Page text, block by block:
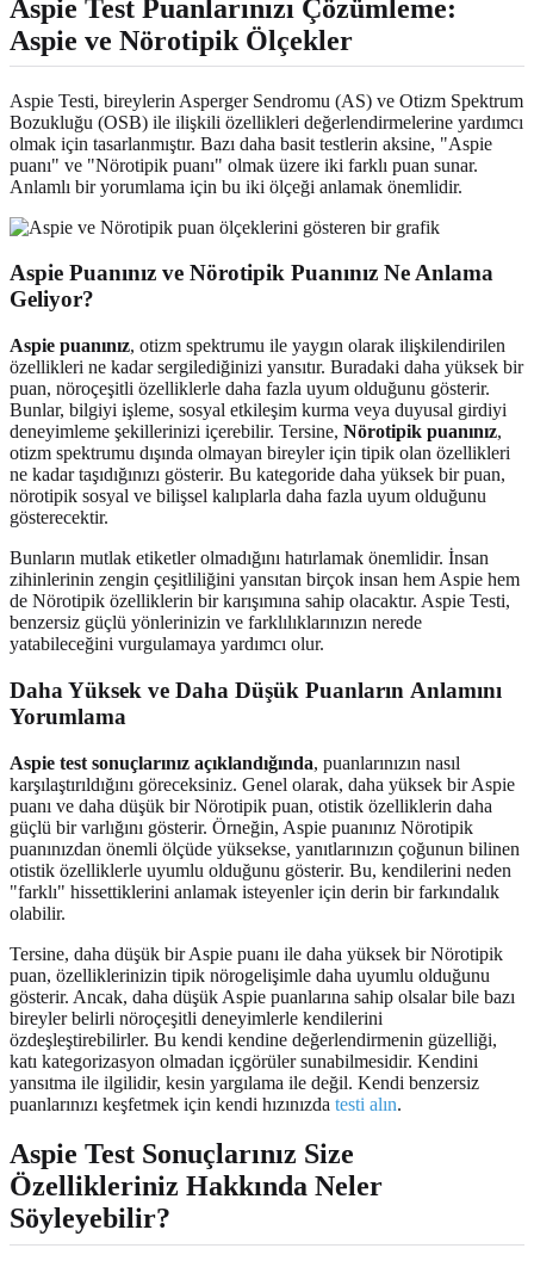
Aspie Test Puanlarınızı Çözümleme:
Aspie ve Nörotipik Ölçekler
Aspie Testi, bireylerin Asperger Sendromu (AS) ve Otizm Spektrum
Bozukluğu (OSB) ile ilişkili özellikleri değerlendirmelerine yardımcı
olmak için tasarlanmıştır. Bazı daha basit testlerin aksine, "Aspie
puanı" ve "Nörotipik puanı" olmak üzere iki farklı puan sunar.
Anlamlı bir yorumlama için bu iki ölçeği anlamak önemlidir.
Aspie Puanınız ve Nörotipik Puanınız Ne Anlama
Geliyor?
Aspie puanınız, otizm spektrumu ile yaygın olarak ilişkilendirilen
özellikleri ne kadar sergilediğinizi yansıtır. Buradaki daha yüksek bir
puan, nöroçeşitli özelliklerle daha fazla uyum olduğunu gösterir.
Bunlar, bilgiyi işleme, sosyal etkileşim kurma veya duyusal girdiyi
deneyimleme şekillerinizi içerebilir. Tersine, Nörotipik puanınız,
otizm spektrumu dışında olmayan bireyler için tipik olan özellikleri
ne kadar taşıdığınızı gösterir. Bu kategoride daha yüksek bir puan,
nörotipik sosyal ve bilişsel kalıplarla daha fazla uyum olduğunu
gösterecektir.
Bunların mutlak etiketler olmadığını hatırlamak önemlidir. İnsan
zihinlerinin zengin çeşitliliğini yansıtan birçok insan hem Aspie hem
de Nörotipik özelliklerin bir karışımına sahip olacaktır. Aspie Testi,
benzersiz güçlü yönlerinizin ve farklılıklarınızın nerede
yatabileceğini vurgulamaya yardımcı olur.
Daha Yüksek ve Daha Düşük Puanların Anlamını
Yorumlama
Aspie test sonuçlarınız açıklandığında, puanlarınızın nasıl
karşılaştırıldığını göreceksiniz. Genel olarak, daha yüksek bir Aspie
puanı ve daha düşük bir Nörotipik puan, otistik özelliklerin daha
güçlü bir varlığını gösterir. Örneğin, Aspie puanınız Nörotipik
puanınızdan önemli ölçüde yüksekse, yanıtlarınızın çoğunun bilinen
otistik özelliklerle uyumlu olduğunu gösterir. Bu, kendilerini neden
"farklı" hissettiklerini anlamak isteyenler için derin bir farkındalık
olabilir.
Tersine, daha düşük bir Aspie puanı ile daha yüksek bir Nörotipik
puan, özelliklerinizin tipik nörogelişimle daha uyumlu olduğunu
gösterir. Ancak, daha düşük Aspie puanlarına sahip olsalar bile bazı
bireyler belirli nöroçeşitli deneyimlerle kendilerini
özdeşleştirebilirler. Bu kendi kendine değerlendirmenin güzelliği,
katı kategorizasyon olmadan içgörüler sunabilmesidir. Kendini
yansıtma ile ilgilidir, kesin yargılama ile değil. Kendi benzersiz
puanlarınızı keşfetmek için kendi hızınızda testi alın.
Aspie Test Sonuçlarınız Size
Özellikleriniz Hakkında Neler
Söyleyebilir?